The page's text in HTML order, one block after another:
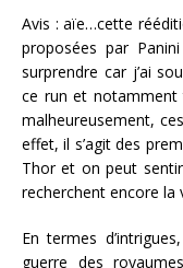
Avis : aïe…cette
proposées par
surprendre car j’ai
ce run et notamment
malheureusement,
effet, il s’agit des
Thor et on peut
recherchent encore la
En termes
guerre des